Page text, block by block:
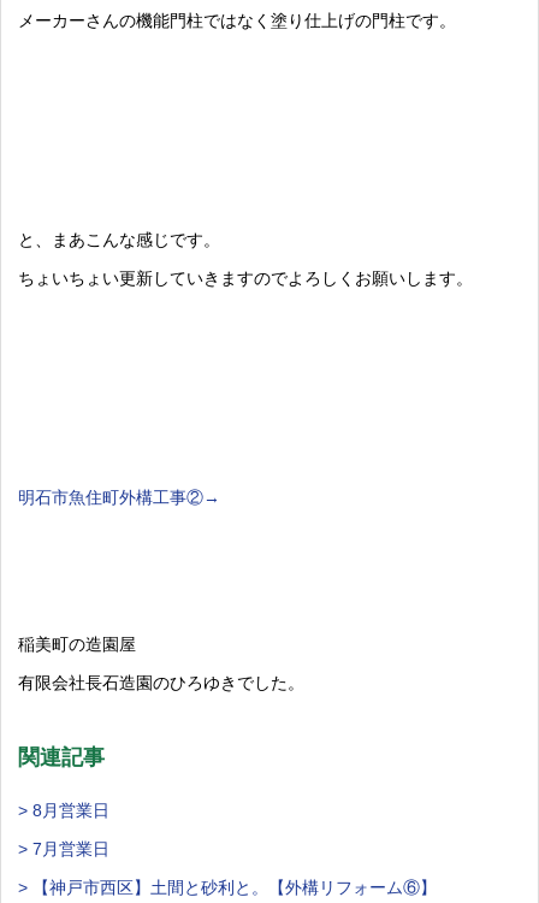
メーカーさんの機能門柱ではなく塗り仕上げの門柱です。
と、まあこんな感じです。
ちょいちょい更新していきますのでよろしくお願いします。
明石市魚住町外構工事②→
稲美町の造園屋
有限会社長石造園のひろゆきでした。
関連記事
> 8月営業日
> 7月営業日
> 【神戸市西区】土間と砂利と。【外構リフォーム⑥】